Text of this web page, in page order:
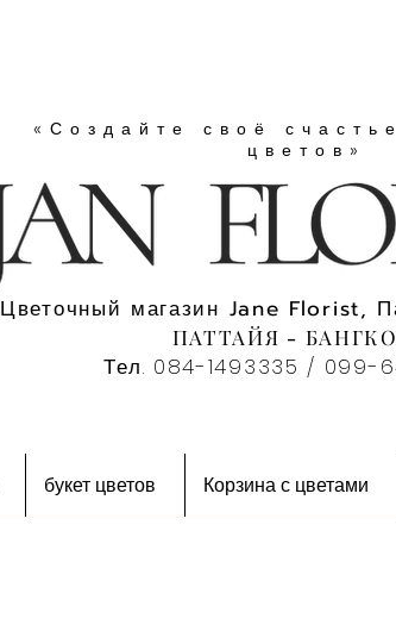
«Создайте своё
цветов»
Цветочный магазин Jane Florist,
ПАТТАЙЯ -
Тел. 084-1493335 / 099-
букет цветов Корзина с цветами